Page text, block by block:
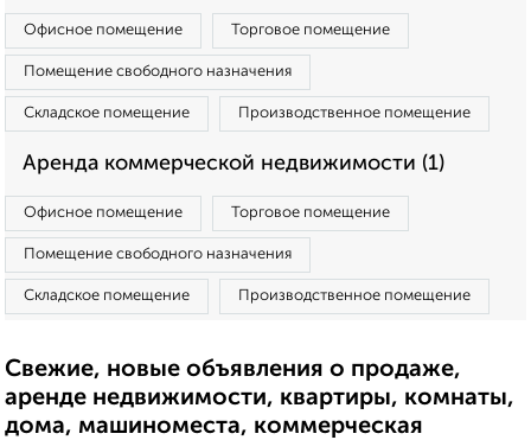
Офисное помещение Торговое помещение
Помещение свободного назначения
Складское помещение Производственное помещение
Аренда коммерческой недвижимости (1)
Офисное помещение Торговое помещение
Помещение свободного назначения
Складское помещение Производственное помещение
Свежие, новые объявления о продаже,
аренде недвижимости, квартиры, комнаты,
дома, машиноместа, коммерческая